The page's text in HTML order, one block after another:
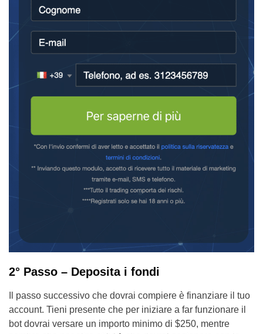
2° Passo – Deposita i fondi
Il passo successivo che dovrai compiere è finanziare il tuo
account. Tieni presente che per iniziare a far funzionare il
bot dovrai versare un importo minimo di $250, mentre